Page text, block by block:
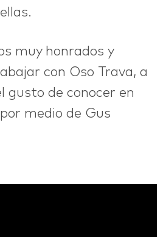
muy honrados y
con Oso Trava, a
gusto de conocer en
medio de Gus